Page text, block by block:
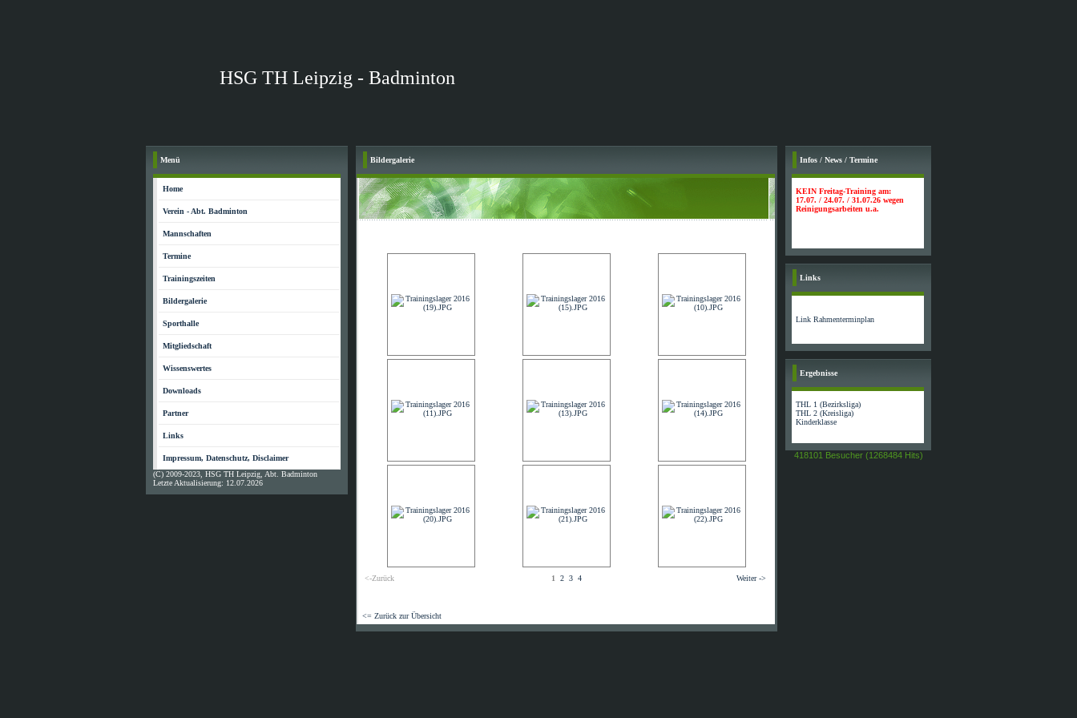
HSG TH Leipzig - Badminton
Menü
Home
Verein - Abt. Badminton
Mannschaften
Termine
Trainingszeiten
Bildergalerie
Sporthalle
Mitgliedschaft
Wissenswertes
Downloads
Partner
Links
Impressum, Datenschutz, Disclaimer
(C) 2009-2023, HSG TH Leipzig, Abt. Badminton
Letzte Aktualisierung: 12.07.2026
Bildergalerie
<-Zurück 1 2 3 4 Weiter ->
<= Zurück zur Übersicht
Infos / News / Termine
KEIN Freitag-Training am:
17.07. / 24.07. / 31.07.26 wegen
Reinigungsarbeiten u.a.
Links
Link Rahmenterminplan
Ergebnisse
THL 1 (Bezirksliga)
THL 2 (Kreisliga)
Kinderklasse
418101 Besucher (1268484 Hits)